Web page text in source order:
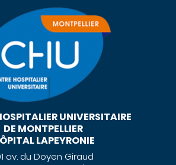
UNIVERSITAIRE
DE MONTPELLIER
LAPEYRONIE
av. du Doyen Giraud